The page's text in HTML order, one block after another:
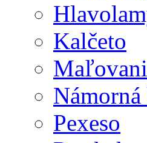
Kalčeto
Pexeso